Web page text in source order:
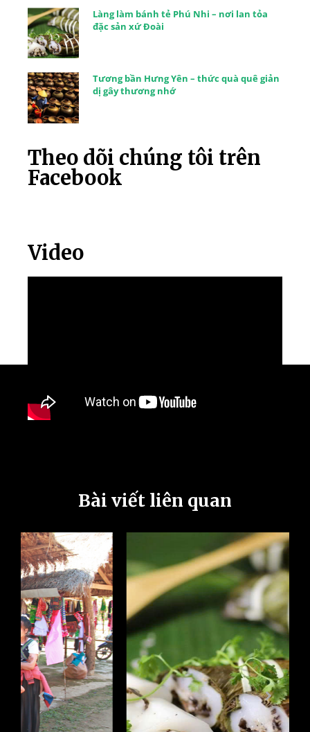
Làng làm bánh tẻ Phú Nhi – nơi lan tỏa
đặc sản xứ Đoài
Tương bần Hưng Yên – thức quà quê giản
dị gây thương nhớ
Theo dõi chúng tôi trên
Facebook
Video
Bài viết liên quan